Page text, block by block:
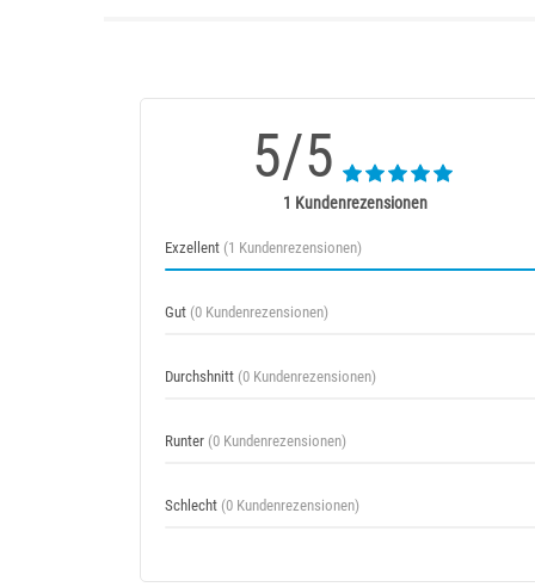
5/5
1 Kundenrezensionen
Exzellent (1 Kundenrezensionen)
Gut (0 Kundenrezensionen)
Durchshnitt (0 Kundenrezensionen)
Runter (0 Kundenrezensionen)
Schlecht (0 Kundenrezensionen)